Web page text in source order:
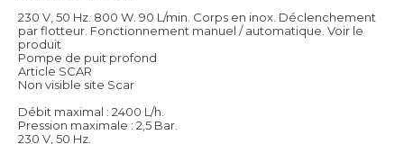
230 V, 50 Hz. 800 W. 90 L/min. Corps en inox. Déclenchement
par flotteur. Fonctionnement manuel / automatique. Voir le
produit
Pompe de puit profond
Article SCAR
Non visible site Scar
Débit maximal : 2400 L/h.
Pression maximale : 2,5 Bar.
230 V, 50 Hz.